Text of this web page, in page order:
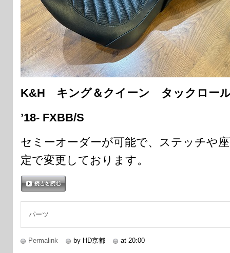
K&H キング＆クイーン タックロー
’18- FXBB/S
セミーオーダーが可能で、ステッチや
定で変更しております。
パーツ
Permalink by HD京都 at 20:00